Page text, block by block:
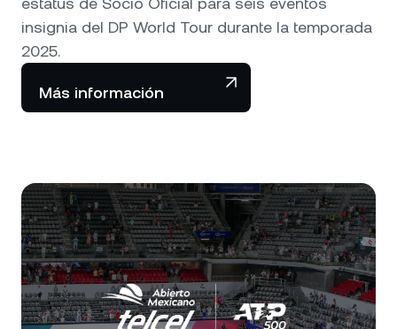
insignia del DP World Tour durante la temporada
2025.
Más información